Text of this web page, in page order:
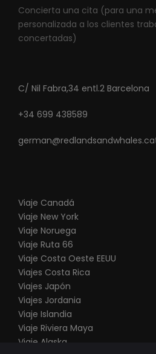
Concierta una cita (para una
personalizada a los clientes
concertadas)
C/ Nil Fabra,34 entl.2 Barcelona
+34 699 438589
Viaje Canadá
Viaje New York
Viaje Noruega
Viaje Ruta 66
Viaje Costa Oeste EEUU
Viajes Costa Rica
Viajes Japón
Viajes Jordania
Viaje Islandia
Viaje Riviera Maya
Viaje Alaska